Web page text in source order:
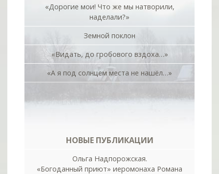
«Дорогие мои! Что же мы натворили,
наделали?»
Земной поклон
«Видать, до гробового вздоха…»
«А я под солнцем места не нашёл…»
НОВЫЕ ПУБЛИКАЦИИ
Ольга Надпорожская.
«Богоданный приют» иеромонаха Романа